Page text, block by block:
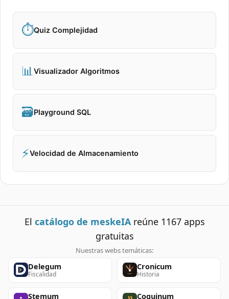
⏱️Quiz Complejidad
📊Visualizador Algoritmos
🗃️Playground SQL
⚡Velocidad de Almacenamiento
El catálogo de meskeIA reúne 1167apps
gratuitas
Nuestras webs temáticas:
Delegum
Fiscalidad
Cronicum
Historia
Stemum Coquinum